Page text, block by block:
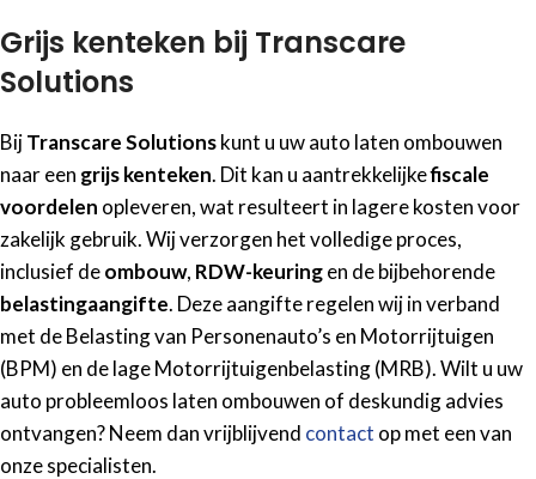
Grijs kenteken bij Transcare
Solutions
BijTranscare Solutionskunt u uw auto laten ombouwen
naar een grijs kenteken. Dit kan u aantrekkelijkefiscale
voordelen opleveren, wat resulteert in lagere kosten voor
zakelijk gebruik. Wij verzorgen het volledige proces,
inclusief deombouw, RDW-keuringen de bijbehorende
belastingaangifte. Deze aangifte regelen wij in verband
met de Belasting van Personenauto’s en Motorrijtuigen
(BPM) en de lage Motorrijtuigenbelasting (MRB). Wilt u uw
auto probleemloos laten ombouwen of deskundig advies
ontvangen? Neem dan vrijblijvend contact op met een van
onze specialisten.